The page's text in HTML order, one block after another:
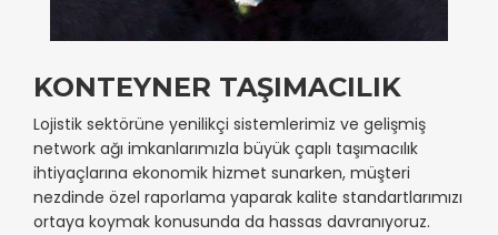
KONTEYNER TAŞIMACILIK
Lojistik sektörüne yenilikçi sistemlerimiz ve gelişmiş
network ağı imkanlarımızla büyük çaplı taşımacılık
ihtiyaçlarına ekonomik hizmet sunarken, müşteri
nezdinde özel raporlama yaparak kalite standartlarımızı
ortaya koymak konusunda da hassas davranıyoruz.